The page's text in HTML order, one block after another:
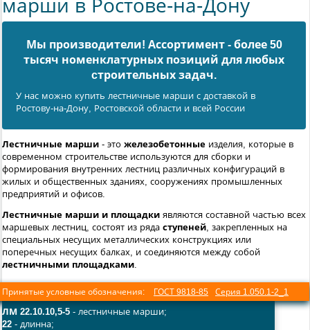
марши в Ростове-на-Дону
Мы производители! Ассортимент - более 50
тысяч номенклатурных позиций для любых
cтроительных задач.
У нас можно купить лестничные марши с доставкой в
Ростову-на-Дону, Ростовской области и всей России
Лестничные марши - это железобетонные изделия, которые в
современном строительстве используются для сборки и
формирования внутренних лестниц различных конфигураций в
жилых и общественных зданиях, сооружениях промышленных
предприятий и офисов.
Лестничные марши и площадки являются составной частью всех
маршевых лестниц, состоят из ряда ступеней , закрепленных на
специальных несущих металлических конструкциях или
поперечных несущих балках, и соединяются между собой
лестничными площадками
Принятые условные обозначения: ГОСТ 9818-85 Серия 1.050.1-2_1
ЛМ 22.10.10,5-5 - лестничные марши;
22 - длинна;